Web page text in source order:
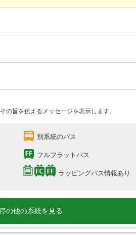
の旨を伝えるメッセージを表示します。
別系統のバス
フルフラットバス
ラッピングバス情報あり
の他の系統を見る